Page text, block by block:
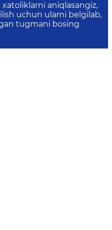
aniqlasangiz,
uchun ularni belgilab,
tugmani bosing